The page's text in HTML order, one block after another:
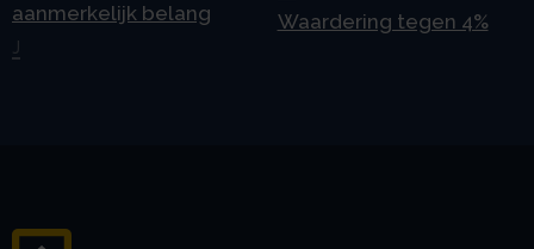
aanmerkelijk belang
J
Waardering tegen 4%